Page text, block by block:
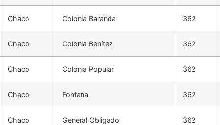
Chaco Colonia Baranda 362
Chaco Colonia Benítez 362
Chaco Colonia Popular 362
Chaco Fontana 362
Chaco General Obligado 362